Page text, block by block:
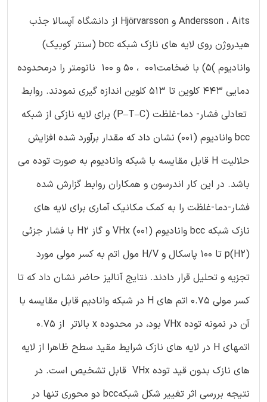
Andersson ، Aits و Hjörvarsson از دانشگاه آپسالا جذب
هیدروژن روی لایه های نازک شبکه bcc (سنتر کوبیک)
وانادیوم )۵) با ضخامت۰۰۱ ، ۵۰ و ۱۰۰ نانومتر را درمحدوده
دمایی ۴۴۳ کلوین تا ۵۱۳ کلوین اندازه گیری نمودند. روابط
تعادلی فشار- دما-غلظت (P–T–C) برای لایه نازکی از شبکه
bcc وانادیوم (۰۰۱) نشان داد که مقدار برآورد شده افزایش
حلالیت H قابل مقایسه با شبکه وانادیوم به صورت توده می
باشد. در این کار اندرسون و همکاران روابط گزارش شده
فشار-دما-غلظت را به کمک مکانیک آماری برای لایه های
نازک شبکه bcc وانادیوم VHx (۰۰۱) و گاز H2 با فشار جزئی
p(H2) تا ۱۰۰ پاسکال و H/V مول اتم به کسر مولی مورد
تجزیه و تحلیل قرار دادند. نتایج آنالیز حاضر نشان داد که تا
کسر مولی 0.75 اتم های H در شبکه وانادیم قابل مقایسه با
آن در نمونه توده VHx بود، در محدوده x بالاتر از 0.75
اتمهای H در لایه های نازک شرایط مقید سطح ظاهرا از لایه
های نازک بدون قید توده VHx قابل تشخیص است. در
نتیجه بررسی اثر تغییر شکل شبکهbcc دو محوری تنها در